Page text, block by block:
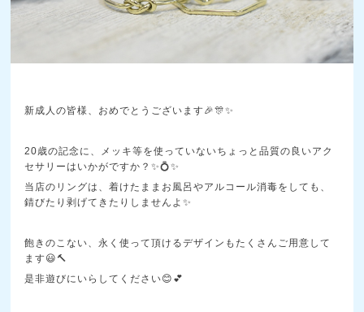
新成人の皆様、おめでとうございます🎉🎊✨
20歳の記念に、メッキ等を使っていないちょっと品質の良いアク
セサリーはいかがですか？✨💍✨
当店のリングは、着けたままお風呂やアルコール消毒をしても、
錆びたり剥げてきたりしませんよ✨
飽きのこない、永く使って頂けるデザインもたくさんご用意して
ます😃🔨
是非遊びにいらしてください😊💕